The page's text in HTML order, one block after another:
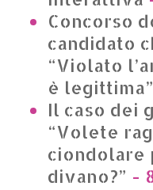
Concorso
candidato
“Violato
è legittima”
Il caso dei
“Volete
ciondolare
divano?” -